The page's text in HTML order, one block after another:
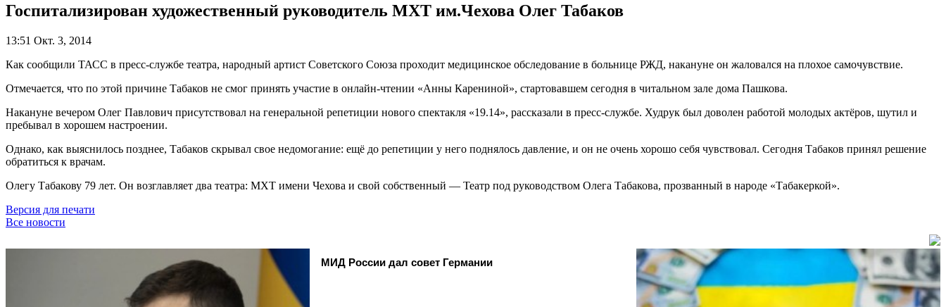
Госпитализирован художественный руководитель МХТ им.Чехова Олег Табаков
13:51 Окт. 3, 2014
Как сообщили ТАСС в пресс-службе театра, народный артист Советского Союза проходит медицинское обследование в больнице РЖД, накануне он жаловался на плохое самочувствие.
Отмечается, что по этой причине Табаков не смог принять участие в онлайн-чтении «Анны Карениной», стартовавшем сегодня в читальном зале дома Пашкова.
Накануне вечером Олег Павлович присутствовал на генеральной репетиции нового спектакля «19.14», рассказали в пресс-службе. Худрук был доволен работой молодых актёров, шутил и
пребывал в хорошем настроении.
Однако, как выяснилось позднее, Табаков скрывал свое недомогание: ещё до репетиции у него поднялось давление, и он не очень хорошо себя чувствовал. Сегодня Табаков принял решение
обратиться к врачам.
Олегу Табакову 79 лет. Он возглавляет два театра: МХТ имени Чехова и свой собственный — Театр под руководством Олега Табакова, прозванный в народе «Табакеркой».
Версия для печати
Все новости
МИД России дал совет Германии